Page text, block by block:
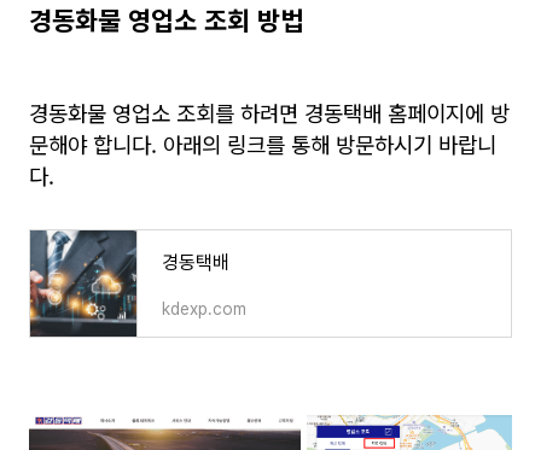
경동화물 영업소 조회 방법
경동화물 영업소 조회를 하려면 경동택배 홈페이지에 방
문해야 합니다. 아래의 링크를 통해 방문하시기 바랍니
다.
경동택배
kdexp.com